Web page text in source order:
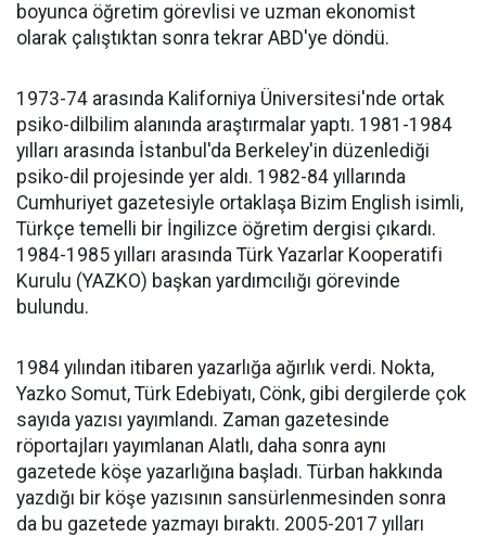
boyunca öğretim görevlisi ve uzman ekonomist
olarak çalıştıktan sonra tekrar ABD'ye döndü.
1973-74 arasında Kaliforniya Üniversitesi'nde ortak
psiko-dilbilim alanında araştırmalar yaptı. 1981-1984
yılları arasında İstanbul'da Berkeley'in düzenlediği
psiko-dil projesinde yer aldı. 1982-84 yıllarında
Cumhuriyet gazetesiyle ortaklaşa Bizim English isimli,
Türkçe temelli bir İngilizce öğretim dergisi çıkardı.
1984-1985 yılları arasında Türk Yazarlar Kooperatifi
Kurulu (YAZKO) başkan yardımcılığı görevinde
bulundu.
1984 yılından itibaren yazarlığa ağırlık verdi. Nokta,
Yazko Somut, Türk Edebiyatı, Cönk, gibi dergilerde çok
sayıda yazısı yayımlandı. Zaman gazetesinde
röportajları yayımlanan Alatlı, daha sonra aynı
gazetede köşe yazarlığına başladı. Türban hakkında
yazdığı bir köşe yazısının sansürlenmesinden sonra
da bu gazetede yazmayı bıraktı. 2005-2017 yılları